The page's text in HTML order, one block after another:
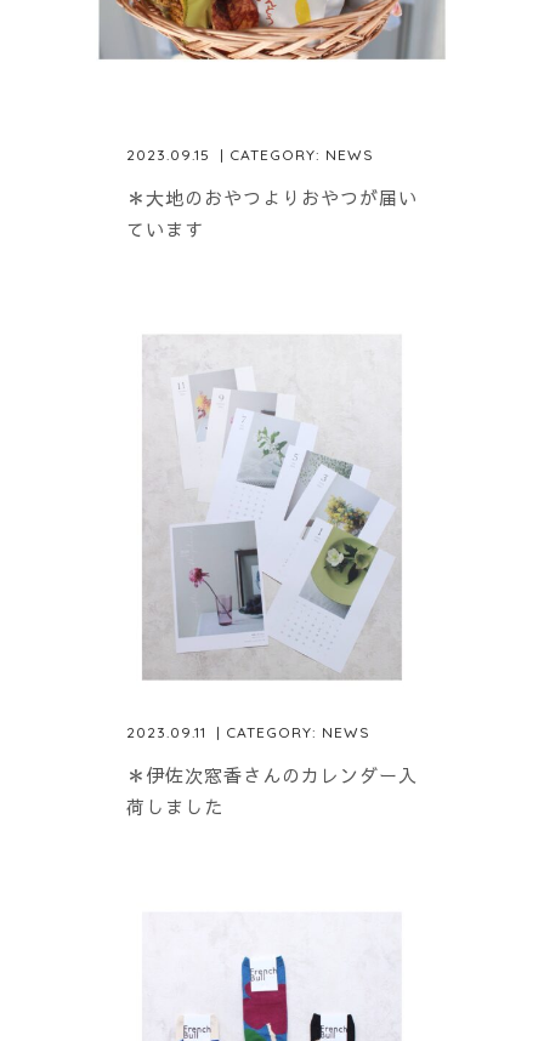
2023.09.15 | CATEGORY: NEWS
＊大地のおやつよりおやつが届い
ています
2023.09.11 | CATEGORY: NEWS
＊伊佐次窓香さんのカレンダー入
荷しました